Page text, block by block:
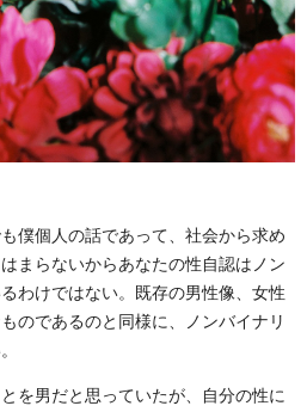
僕個人の話であって、社会から求め
まらないからあなたの性自認はノン
わけではない。既存の男性像、女性
のであるのと同様に、ノンバイナリ
を男だと思っていたが、自分の性に